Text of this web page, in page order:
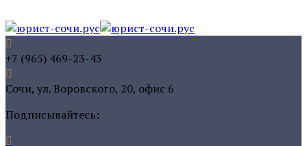
+7 (965) 469-23-43
Сочи, ул. Воровского, 20, офис 6
Подписывайтесь: